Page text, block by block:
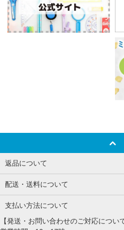
返品について
配送・送料について
支払い方法について
【発送・お問い合わせのご対応につい